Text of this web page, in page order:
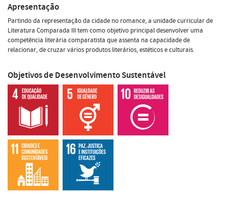
Apresentação
Partindo da representação da cidade no romance, a unidade curricular de
Literatura Comparada III tem como objetivo principal desenvolver uma
competência literária comparatista que assenta na capacidade de
relacionar, de cruzar vários produtos literários, estéticos e culturais.
Objetivos de Desenvolvimento Sustentável